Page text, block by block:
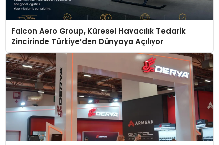
Falcon Aero Group, Küresel Havacılık Tedarik
Zincirinde Türkiye’den Dünyaya Açılıyor